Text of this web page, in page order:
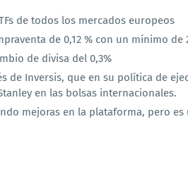
de todos los mercados europeos
de 0,12 % con un mínimo
de divisa del 0,3%
de Inversis, que en su política de
en las bolsas internacionales.
mejoras en la plataforma, pero